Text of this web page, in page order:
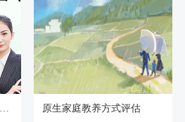
原生家庭教养方式评估